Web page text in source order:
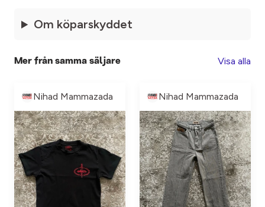
Om köparskyddet
Mer från samma säljare Visa alla
Nihad Mammazada Nihad Mammazada